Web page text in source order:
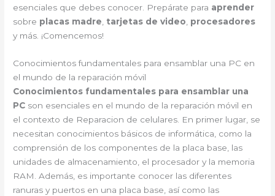
esenciales que debes conocer. Prepárate para aprender
sobre placas madre, tarjetas de video, procesadores
y más. ¡Comencemos!
Conocimientos fundamentales para ensamblar una PC en
el mundo de la reparación móvil
Conocimientos fundamentales para ensamblar una
PC son esenciales en el mundo de la reparación móvil en
el contexto de Reparacion de celulares. En primer lugar, se
necesitan conocimientos básicos de informática, como la
comprensión de los componentes de la placa base, las
unidades de almacenamiento, el procesador y la memoria
RAM. Además, es importante conocer las diferentes
ranuras y puertos en una placa base, así como las